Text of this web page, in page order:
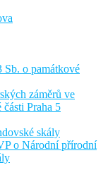
Sb. o památkové
záměrů ve
Praha 5
skály
o Národní přírodní